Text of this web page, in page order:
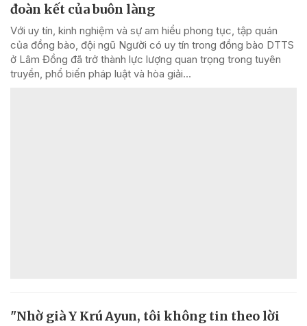
đoàn kết của buôn làng
Với uy tín, kinh nghiệm và sự am hiểu phong tục, tập quán
của đồng bào, đội ngũ Người có uy tín trong đồng bào DTTS
ở Lâm Đồng đã trở thành lực lượng quan trọng trong tuyên
truyền, phổ biến pháp luật và hòa giải...
"Nhờ già Y Krú Ayun, tôi không tin theo lời